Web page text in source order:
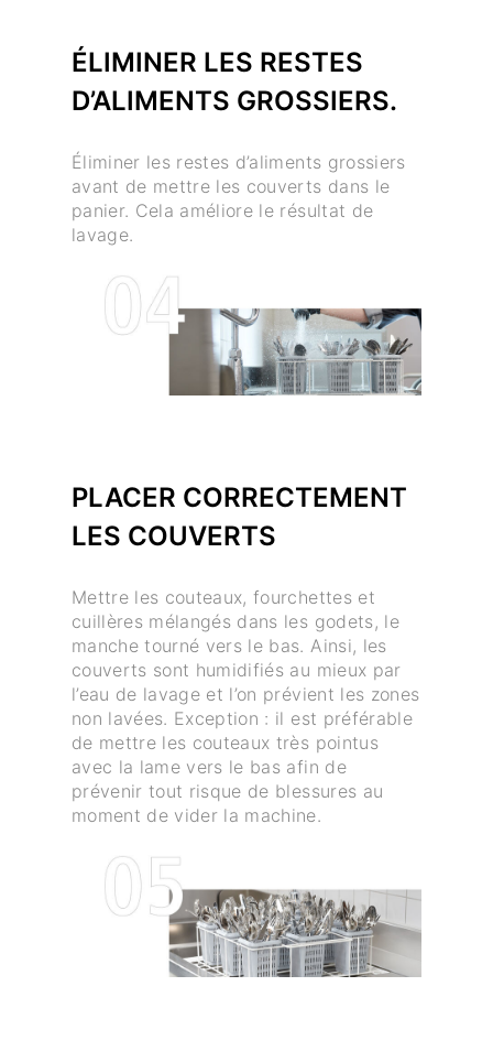
ÉLIMINER LES RESTES
D’ALIMENTS GROSSIERS.
Éliminer les restes d’aliments grossiers
avant de mettre les couverts dans le
panier. Cela améliore le résultat de
lavage.
PLACER CORRECTEMENT
LES COUVERTS
Mettre les couteaux, fourchettes et
cuillères mélangés dans les godets, le
manche tourné vers le bas. Ainsi, les
couverts sont humidifiés au mieux par
l’eau de lavage et l’on prévient les zones
non lavées. Exception : il est préférable
de mettre les couteaux très pointus
avec la lame vers le bas afin de
prévenir tout risque de blessures au
moment de vider la machine.